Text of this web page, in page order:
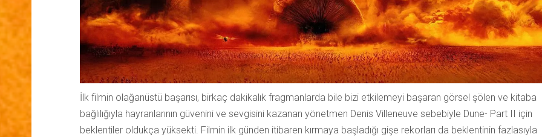
İlk filmin olağanüstü başarısı, birkaç dakikalık fragmanlarda bile bizi etkilemeyi başaran görsel şölen ve kitaba
bağlılığıyla hayranlarının güvenini ve sevgisini kazanan yönetmen Denis Villeneuve sebebiyle Dune- Part II için
beklentiler oldukça yüksekti. Filmin ilk günden itibaren kırmaya başladığı gişe rekorları da beklentinin fazlasıyla